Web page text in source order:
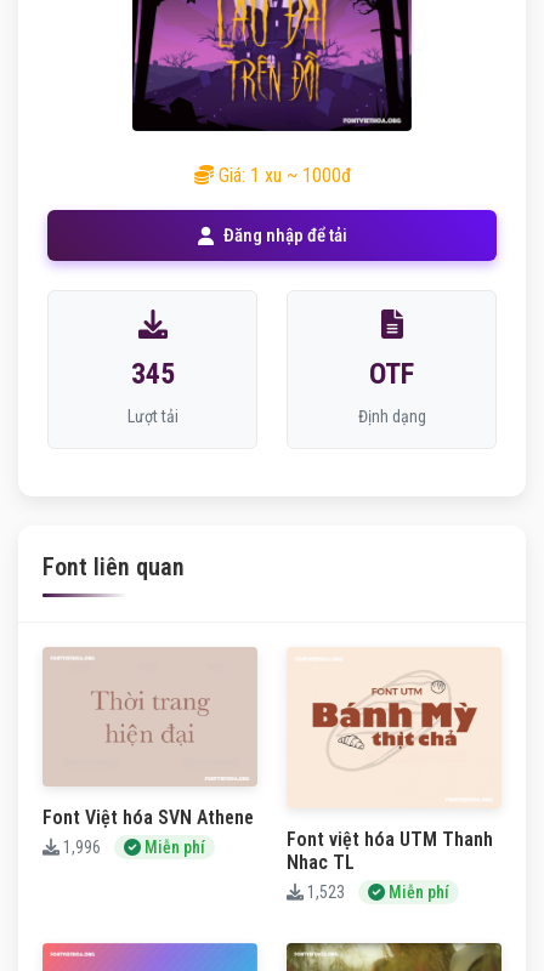
Giá: 1 xu ~ 1000đ
Đăng nhập để tải
345
Lượt tải
OTF
Định dạng
Font liên quan
Font Việt hóa SVN Athene
1,996 Miễn phí
Font việt hóa UTM Thanh
Nhac TL
1,523 Miễn phí